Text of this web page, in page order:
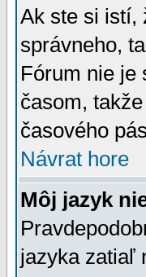
Ak ste si istí,
správneho,
Fórum nie je
časom,
časového
Návrat hore
Môj jazyk
jazyka zatiaľ